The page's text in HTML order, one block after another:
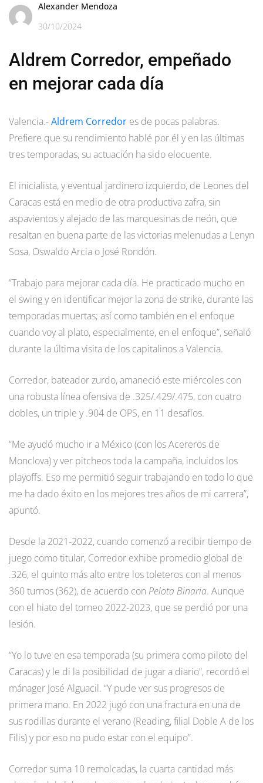
Alexander Mendoza
30/10/2024
Aldrem Corredor, empeñado
en mejorar cada día
Valencia.-Aldrem Corredor es de pocas palabras.
Prefiere que su rendimiento hablé por él y en las últimas
tres temporadas, su actuación ha sido elocuente.
El inicialista, y eventual jardinero izquierdo, de Leones del
Caracas está en medio de otra productiva zafra, sin
aspavientos y alejado de las marquesinas de neón, que
resaltan en buena parte de las victorias melenudas a Lenyn
Sosa, Oswaldo Arcia o José Rondón.
“Trabajo para mejorar cada día. He practicado mucho en
el swing y en identificar mejor la zona de strike, durante las
temporadas muertas; así como también en el enfoque
cuando voy al plato, especialmente, en el enfoque”, señaló
durante la última visita de los capitalinos a Valencia.
Corredor, bateador zurdo, amaneció este miércoles con
una robusta línea ofensiva de .325/.429/.475, con cuatro
dobles, un triple y .904 de OPS, en 11 desafíos.
“Me ayudó mucho ir a México (con los Acereros de
Monclova) y ver pitcheos toda la campaña, incluidos los
playoffs. Eso me permitió seguir trabajando en todo lo que
me ha dado éxito en los mejores tres años de mi carrera”,
apuntó.
Desde la 2021-2022, cuando comenzó a recibir tiempo de
juego como titular, Corredor exhibe promedio global de
.326, el quinto más alto entre los toleteros con al menos
360 turnos (362), de acuerdo con Pelota Binaria. Aunque
con el hiato del torneo 2022-2023, que se perdió por una
lesión.
“Yo lo tuve en esa temporada (su primera como piloto del
Caracas) y le di la posibilidad de jugar a diario”, recordó el
mánager José Alguacil. “Y pude ver sus progresos de
primera mano. En 2022 jugó con una fractura en una de
sus rodillas durante el verano (Reading, filial Doble A de los
Filis) y por eso no pudo estar con el equipo”.
Corredor suma 10 remolcadas, la cuarta cantidad más